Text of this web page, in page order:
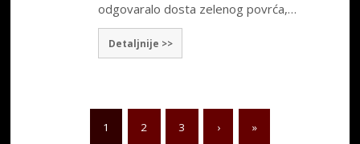
odgovaralo dosta zelenog povrća,…
Detaljnije >>
1 2 3 › »